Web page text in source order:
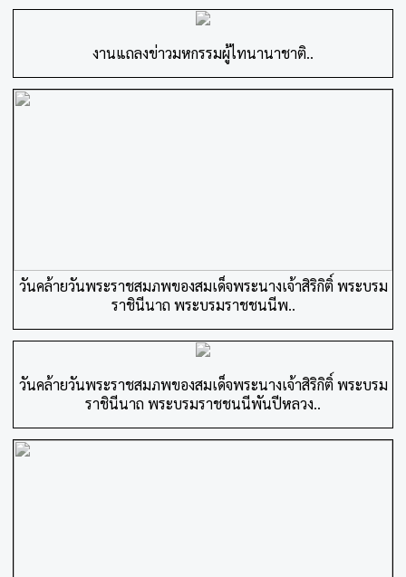
งานแถลงข่าวมหกรรมผู้ไทนานาชาติ..
วันคล้ายวันพระราชสมภพของสมเด็จพระนางเจ้าสิริกิติ์ พระบรม
ราชินีนาถ พระบรมราชชนนีพ..
วันคล้ายวันพระราชสมภพของสมเด็จพระนางเจ้าสิริกิติ์ พระบรม
ราชินีนาถ พระบรมราชชนนีพันปีหลวง..